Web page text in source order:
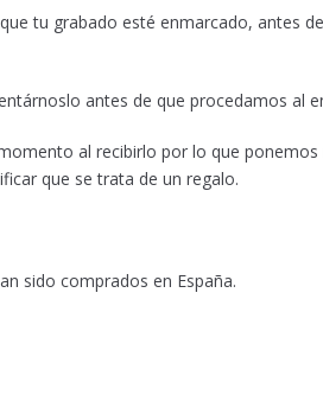
tu grabado esté enmarcado, antes
antes de que procedamos al
al recibirlo por lo que
que se trata de un regalo.
sido comprados en España.